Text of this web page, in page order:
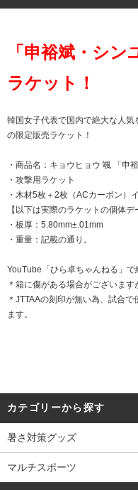
「申裕斌・シ
ラケット！
韓国女子代表で国内で絶大な人
の限定販売ラケット！
・商品名：キョウヒョウ 颯 「申
・攻撃用ラケット
・木材5枚＋2枚（ACカーボン）
【以下は実際のラケットの個体デ
・板厚：5.80mm±.01mm
・重量：記載の通り。
YouTube「ひら卓ちゃんねる」で
＊箱に傷がある場合がございます
＊JTTAAの刻印が無い為、試合
ます。
カテゴリーから探す
暑さ対策グッズ
マルチスポーツ